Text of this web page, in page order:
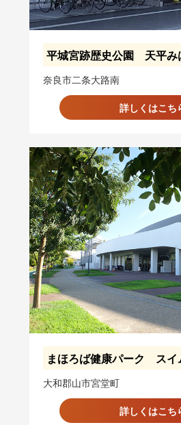
平城宮跡歴史公園 天平み
奈良市二条大路南
詳しくはこち
まほろば健康パーク スイ
大和郡山市宮堂町
詳しくはこち